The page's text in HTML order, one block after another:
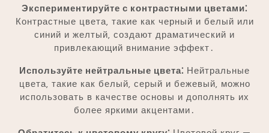
Экспериментируйте с контрастными цветами⁚
Контрастные цвета‚ такие как черный и белый или
синий и желтый‚ создают драматический и
привлекающий внимание эффект․
Используйте нейтральные цвета⁚ Нейтральные
цвета‚ такие как белый‚ серый и бежевый‚ можно
использовать в качестве основы и дополнять их
более яркими акцентами․